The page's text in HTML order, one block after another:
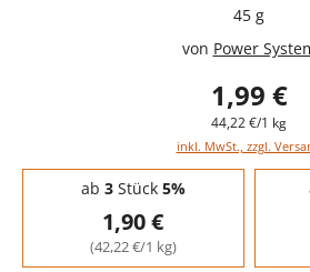
45 g
von Power
1,99 €
44,22 €/1 kg
inkl. MwSt., zzgl.
Staffelpreise - Mengenrabatt
ab 3Stück 5%
1,90 €
(42,22 €/1 kg)